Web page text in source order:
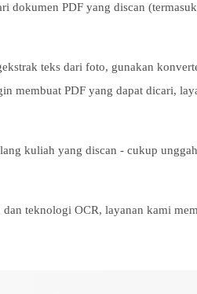
dokumen PDF yang discan
teks dari foto, gunakan
membuat PDF yang dapat dicari,
kuliah yang discan - cukup
teknologi OCR, layanan kami